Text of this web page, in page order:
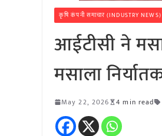
कृषि कंपनी समाचार (INDUSTRY NEWS)
आईटीसी ने
मसाला
May 22, 2026 4 min read